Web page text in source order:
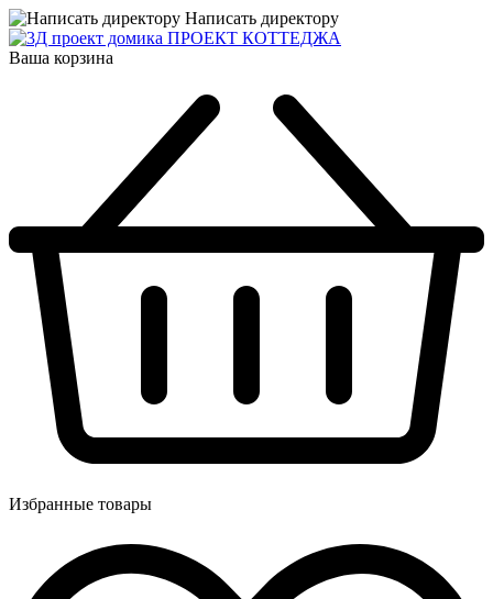
Написать директору
ПРОЕКТ КОТТЕДЖА
Ваша корзина
Избранные товары